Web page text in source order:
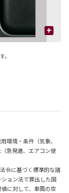
+
。
環境・条件（気象、
急発進、エアコン使
令に基づく標準的な諸
ョン法で算出した国
に対して、車両の空